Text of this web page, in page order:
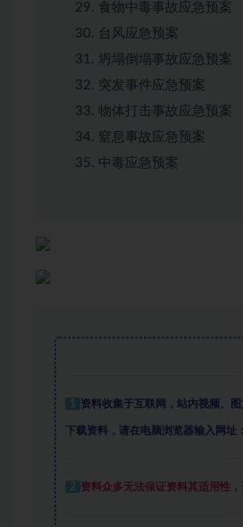
食物中毒事故应急预案
台风应急预案
坍塌倒塌事故应急预案
突发事件应急预案
物体打击事故应急预案
窒息事故应急预案
中毒应急预案
1 资料收集于互联网 ， 站内视频、
下载资料，请在电脑浏览器输入网址
2 资料众多无法保证资料其适用性，